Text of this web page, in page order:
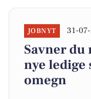
JOBNYT 31-
Savner du
nye
omegn